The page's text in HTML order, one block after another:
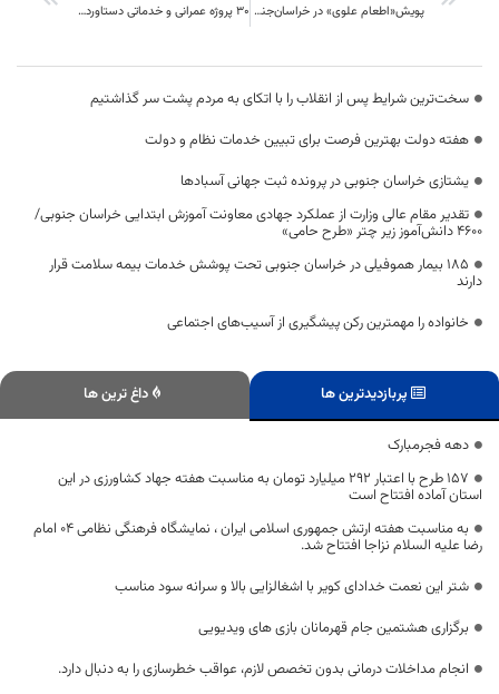
پویش«اطعام علوی» در خراسان‌جنوبی همزمان با عید غدیر ۳۰ پروژه عمرانی و خدماتی دستاوردهای حوزه عمرانی سفر رییس‌جمهور به خراسان جنوبی
سخت‌ترین شرایط پس از انقلاب را با اتکای به مردم پشت سر گذاشتیم
هفته دولت بهترین فرصت برای تبیین خدمات نظام و دولت
یشتازی خراسان جنوبی در پرونده ثبت جهانی آسبادها
تقدیر مقام عالی وزارت از عملکرد جهادی معاونت آموزش ابتدایی خراسان جنوبی/
۴۶۰۰ دانش‌آموز زیر چتر «طرح حامی»
۱۸۵ بیمار هموفیلی در خراسان جنوبی تحت پوشش خدمات بیمه سلامت قرار
دارند
خانواده را مهمترین رکن پیشگیری از آسیب‌های اجتماعی
پربازدیدترین ها داغ ترین ها
دهه فجرمبارک
۱۵۷ طرح با اعتبار ۲۹۲ میلیارد تومان به مناسبت هفته جهاد کشاورزی در این
استان آماده افتتاح است
به مناسبت هفته ارتش جمهوری اسلامی ایران ، نمایشگاه فرهنگی نظامی ۰۴ امام
رضا علیه السلام نزاجا افتتاح شد.
شتر این نعمت خدادای کویر با اشغالزایی بالا و سرانه سود مناسب
برگزاری هشتمین جام قهرمانان بازی های ویدیویی
انجام مداخلات درمانی بدون تخصص لازم، عواقب خطرسازی را به دنبال دارد.